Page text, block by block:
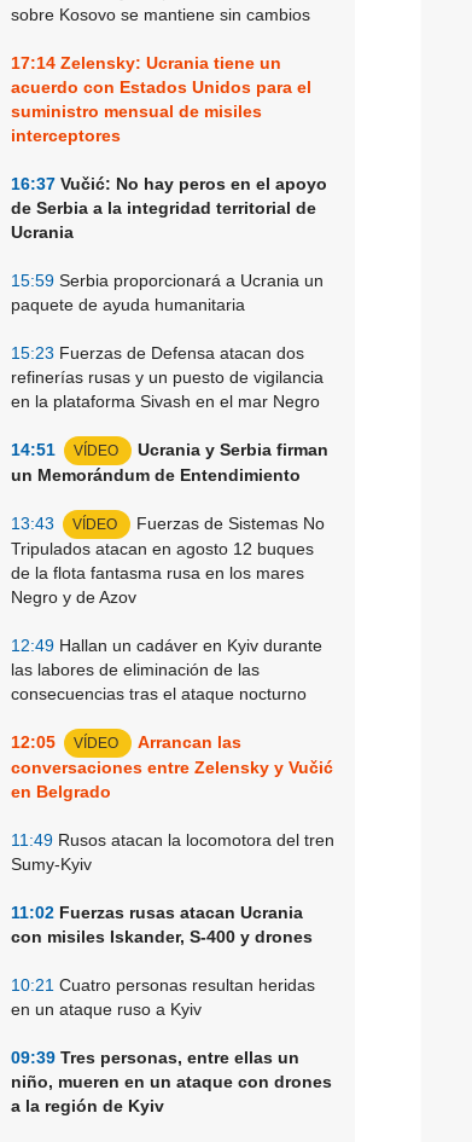
sobre Kosovo se mantiene sin cambios
17:14 Zelensky: Ucrania tiene un
acuerdo con Estados Unidos para el
suministro mensual de misiles
interceptores
16:37 Vučić: No hay peros en el apoyo
de Serbia a la integridad territorial de
Ucrania
15:59 Serbia proporcionará a Ucrania un
paquete de ayuda humanitaria
15:23 Fuerzas de Defensa atacan dos
refinerías rusas y un puesto de vigilancia
en la plataforma Sivash en el mar Negro
14:51 VÍDEO
Ucrania y Serbia firman
un Memorándum de Entendimiento
13:43 VÍDEO
Fuerzas de Sistemas No
Tripulados atacan en agosto 12 buques
de la flota fantasma rusa en los mares
Negro y de Azov
12:49 Hallan un cadáver en Kyiv durante
las labores de eliminación de las
consecuencias tras el ataque nocturno
12:05 VÍDEO
Arrancan las
conversaciones entre Zelensky y Vučić
en Belgrado
11:49 Rusos atacan la locomotora del tren
Sumy-Kyiv
11:02 Fuerzas rusas atacan Ucrania
con misiles Iskander, S-400 y drones
10:21 Cuatro personas resultan heridas
en un ataque ruso a Kyiv
09:39 Tres personas, entre ellas un
niño, mueren en un ataque con drones
a la región de Kyiv